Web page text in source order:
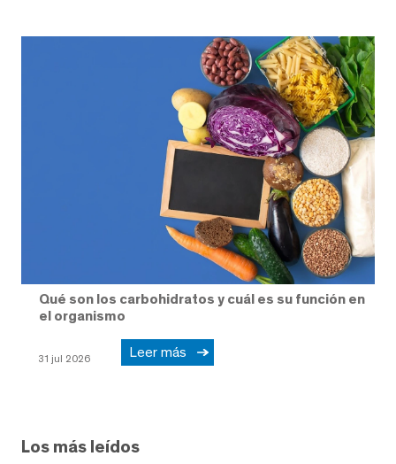
Qué son los carbohidratos y cuál es su función en
el organismo
31 jul 2026 Leer más
Los más leídos